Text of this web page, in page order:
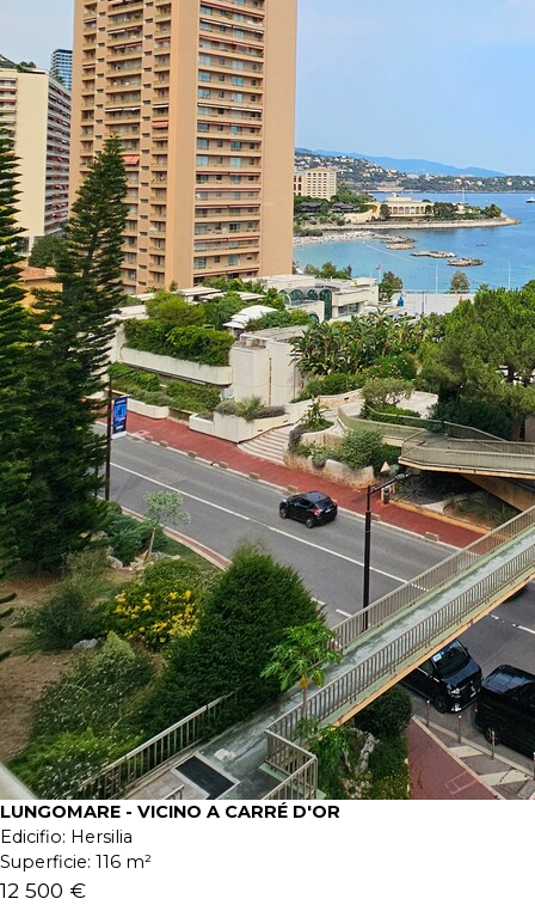
LUNGOMARE - VICINO A CARRÉ D'OR
Edicifio: Hersilia
Superficie: 116 m²
12 500 €